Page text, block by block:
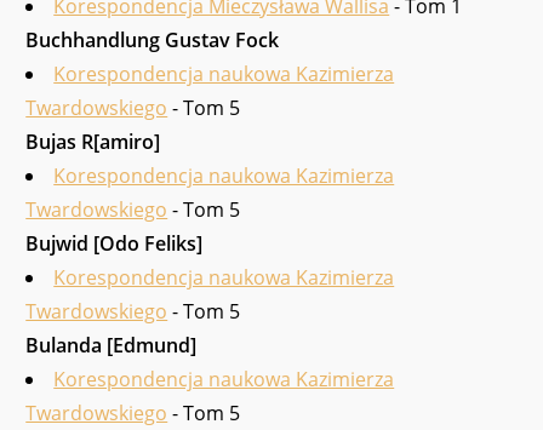
Korespondencja Mieczysława Wallisa - Tom 1
Buchhandlung Gustav Fock
Korespondencja naukowa Kazimierza
Twardowskiego - Tom 5
Bujas R[amiro]
Korespondencja naukowa Kazimierza
Twardowskiego - Tom 5
Bujwid [Odo Feliks]
Korespondencja naukowa Kazimierza
Twardowskiego - Tom 5
Bulanda [Edmund]
Korespondencja naukowa Kazimierza
Twardowskiego - Tom 5